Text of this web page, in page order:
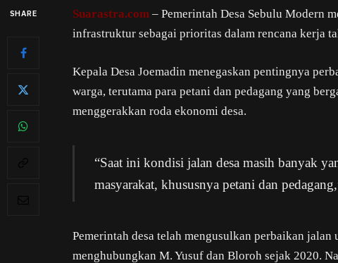
SHARE Suarastra.com – Pemerintah Desa Sebulu Modern
infrastruktur sebagai prioritas dalam rencana kerja
Kepala Desa Joemadin menegaskan pentingnya
warga, terutama para petani dan pedagang yang
menggerakkan roda ekonomi desa.
“Saat ini kondisi jalan desa masih banyak
masyarakat, khususnya petani dan
Pemerintah desa telah mengusulkan perbaikan jalan
menghubungkan M. Yusuf dan Bloroh sejak 2020.